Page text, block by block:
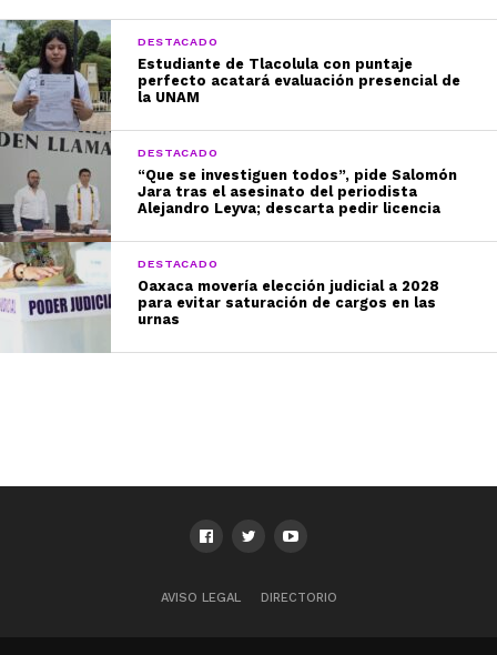
DESTACADO
Estudiante de Tlacolula con puntaje
perfecto acatará evaluación presencial de
la UNAM
DESTACADO
“Que se investiguen todos”, pide Salomón
Jara tras el asesinato del periodista
Alejandro Leyva; descarta pedir licencia
DESTACADO
Oaxaca movería elección judicial a 2028
para evitar saturación de cargos en las
urnas
AVISO LEGAL DIRECTORIO